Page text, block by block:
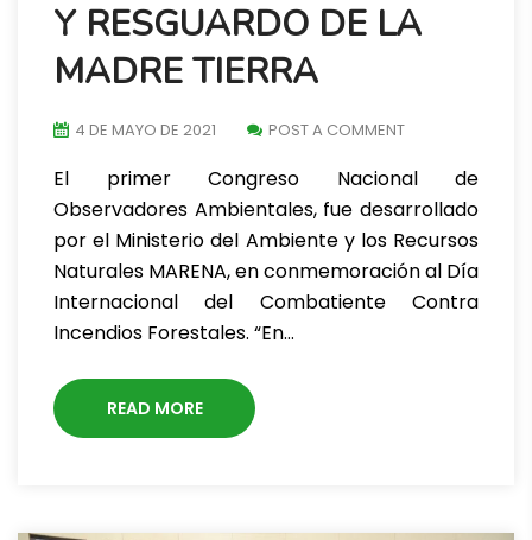
Y RESGUARDO DE LA
MADRE TIERRA
4 DE MAYO DE 2021 POST A COMMENT
El primer Congreso Nacional de
Observadores Ambientales, fue desarrollado
por el Ministerio del Ambiente y los Recursos
Naturales MARENA, en conmemoración al Día
Internacional del Combatiente Contra
Incendios Forestales. “En…
READ MORE